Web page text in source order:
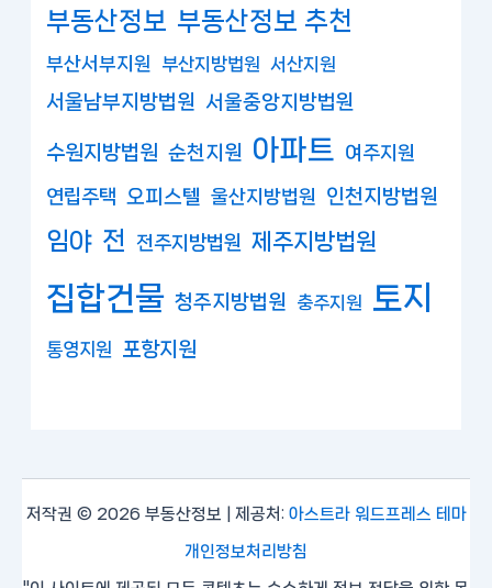
부동산정보 부동산정보 추천
부산서부지원 부산지방법원 서산지원
서울남부지방법원 서울중앙지방법원
수원지방법원 순천지원 아파트 여주지원
연립주택 오피스텔 울산지방법원 인천지방법원
임야 전 전주지방법원 제주지방법원
집합건물 청주지방법원 충주지원 토지
통영지원 포항지원
저작권 © 2026 부동산정보 | 제공처: 아스트라 워드프레스 테마
개인정보처리방침